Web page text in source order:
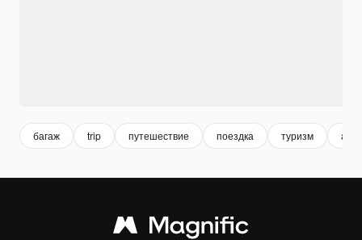
багаж trip путешествие поездка туризм